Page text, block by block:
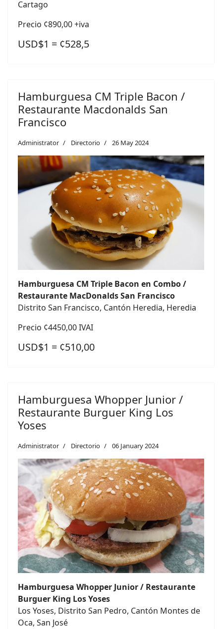
Cartago
Precio ¢890,00 +iva
USD$1 = ¢528,5
Hamburguesa CM Triple Bacon /
Restaurante Macdonalds San
Francisco
Administrator Directorio 26 May 2024
Hamburguesa CM Triple Bacon en Combo /
Restaurante MacDonalds San Francisco
Distrito San Francisco, Cantón Heredia, Heredia
Precio ¢4450,00 IVAI
USD$1 = ¢510,00
Hamburguesa Whopper Junior /
Restaurante Burguer King Los
Yoses
Administrator Directorio 06 January 2024
Hamburguesa Whopper Junior / Restaurante
Burguer King Los Yoses
Los Yoses, Distrito San Pedro, Cantón Montes de
Oca, San José